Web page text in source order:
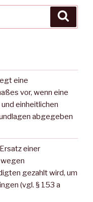
eine
vor, wenn eine
einheitlichen
abgegeben
einer
gezahlt wird, um
(vgl. § 153 a